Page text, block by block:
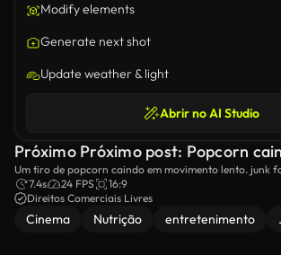
Modify elements
Generate next shot
Update weather & light
Abrir no AI Studio
Próximo Próximo post: Popcorn
Um tiro de popcorn caindo em movimento lento. junk
cinema e entretenimento.
7.4s 24 FPS
16:9
Direitos Comerciais Livres
Cinema Nutrição entretenimento